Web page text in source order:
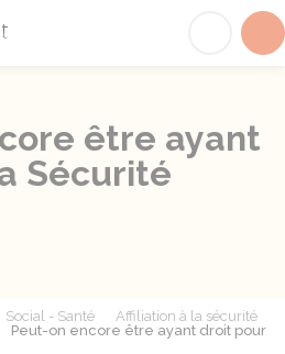
être ayant
Sécurité
Social - Santé
Affiliation à la sécurité
Peut-on encore être ayant droit pour